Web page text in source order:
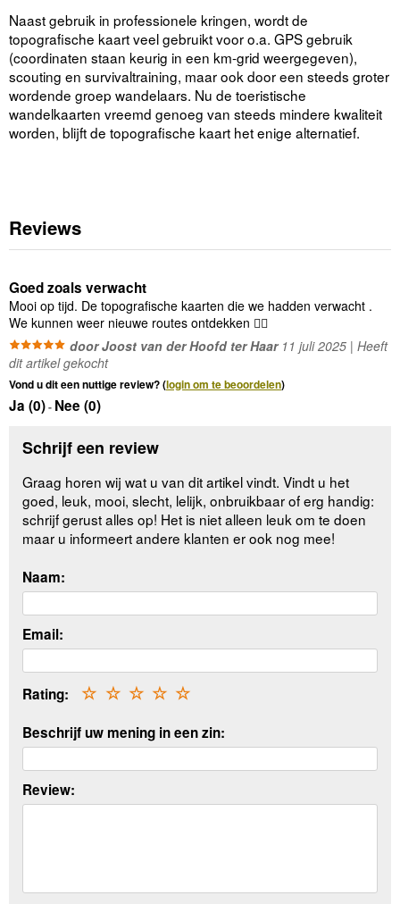
Naast gebruik in professionele kringen, wordt de
topografische kaart veel gebruikt voor o.a. GPS gebruik
(coordinaten staan keurig in een km-grid weergegeven),
scouting en survivaltraining, maar ook door een steeds groter
wordende groep wandelaars. Nu de toeristische
wandelkaarten vreemd genoeg van steeds mindere kwaliteit
worden, blijft de topografische kaart het enige alternatief.
Reviews
Goed zoals verwacht
Mooi op tijd. De topografische kaarten die we hadden verwacht .
We kunnen weer nieuwe routes ontdekken 👍🏽
door Joost van der Hoofd ter Haar11 juli 2025 | Heeft
dit artikel gekocht
Vond u dit een nuttige review? (login om te beoordelen)
Ja (0)- Nee (0)
Schrijf een review
Graag horen wij wat u van dit artikel vindt. Vindt u het
goed, leuk, mooi, slecht, lelijk, onbruikbaar of erg handig:
schrijf gerust alles op! Het is niet alleen leuk om te doen
maar u informeert andere klanten er ook nog mee!
Naam:
Email:
Rating: ☆
☆
☆
☆
☆
Beschrijf uw mening in een zin:
Review: